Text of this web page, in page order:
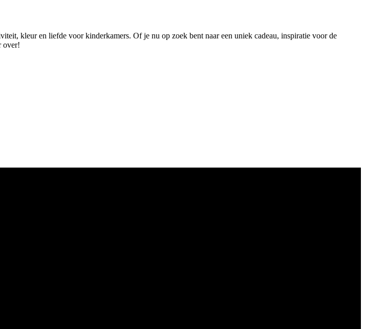
kleur en liefde voor kinderkamers. Of je nu op zoek bent naar een uniek cadeau, inspiratie voor de
over!